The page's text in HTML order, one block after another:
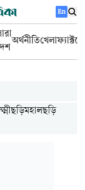
En
অর্থনীতিখেলা
মহালছড়ি